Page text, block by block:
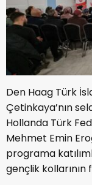
Den Haag Türk
Çetinkaya’nın
Hollanda Türk
Mehmet Emin
programa
gençlik kollarının